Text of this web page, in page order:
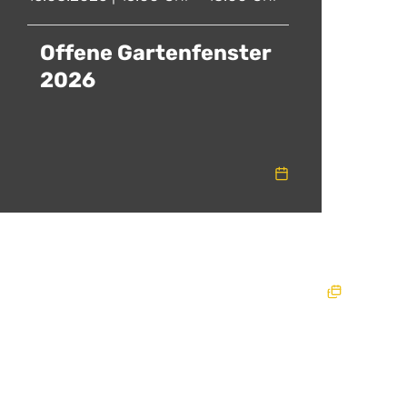
Offene Gartenfenster
2026